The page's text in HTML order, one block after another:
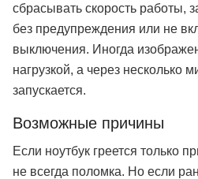
сбрасывать скорость работы,
без предупреждения или не
выключения. Иногда
нагрузкой, а через несколько
запускается.
Возможные причины
Если ноутбук греется только
не всегда поломка. Но если